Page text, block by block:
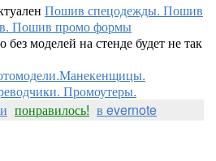
Пошив спецодежды. Пошив
Пошив промо формы
моделей на стенде будет не так
Промоутеры.
понравилось! в evernote